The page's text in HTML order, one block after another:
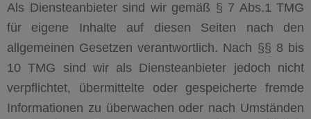
Als Diensteanbieter sind wir gemäß § 7 Abs.1 TMG
für eigene Inhalte auf diesen Seiten nach den
allgemeinen Gesetzen verantwortlich. Nach §§ 8 bis
10 TMG sind wir als Diensteanbieter jedoch nicht
verpflichtet, übermittelte oder gespeicherte fremde
Informationen zu überwachen oder nach Umständen